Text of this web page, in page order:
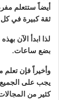
أيضاً ستتعلم
ثقة كبيرة في كل
لذا ابدأ الآن
بضع ساعات.
وأخيراً فإن تعلم
يجب على الجميع
كثير من